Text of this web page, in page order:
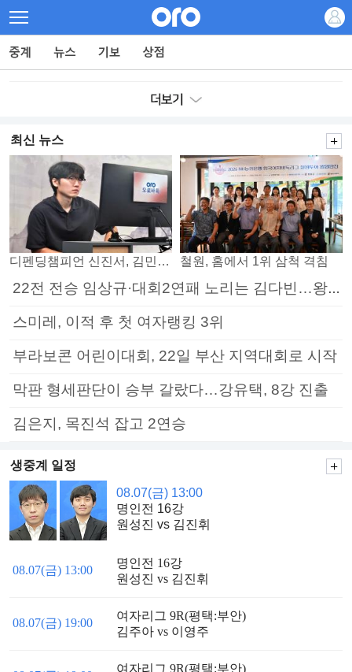
최신 뉴스
디펜딩챔피언 신진서, 김민석 꺾고 8강으로 철원, 홈에서 1위 삼척 격침
22전 전승 임상규·대회2연패 노리는 김다빈…왕중왕전 16강 7일부터
스미레, 이적 후 첫 여자랭킹 3위
부라보콘 어린이대회, 22일 부산 지역대회로 시작
막판 형세판단이 승부 갈랐다…강유택, 8강 진출
김은지, 목진석 잡고 2연승
생중계 일정
08.07(금) 13:00
명인전 16강
원성진 vs 김진휘
08.07(금) 13:00
명인전 16강
원성진 vs 김진휘
08.07(금) 19:00
여자리그 9R(평택:부안)
김주아 vs 이영주
여자리그 9R(평택:부안)